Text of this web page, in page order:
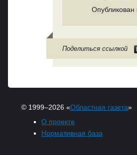
Опубликован
Поделиться ссылкой
© 1999–2026 «Областная газета»
О проекте
Нормативная база